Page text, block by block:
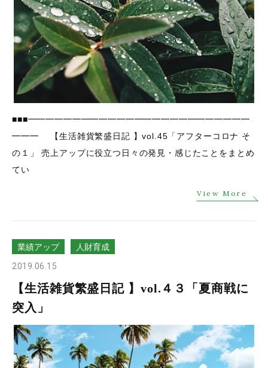
■■■━━━━━━━━━━━━━━━━━━━━━━━━━
━━━ 【生活雑貨繁盛日記 】vol.45「アフターコロナ そ
の１」 売上アップに役立つ日々の発見・感じたことをまとめ
てい
View More
業績アップ 人財育成
2019.06.15
【生活雑貨繁盛日記 】vol.４３「夏商戦に
突入」